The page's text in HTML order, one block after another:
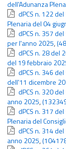
dell'Adunanza
dPCS n. 122
Plenaria del 04
dPCS n. 357
per l'anno 2025,
dPCS n. 28 del
del 19 febbraio
dPCS n. 346
dell'11 dicembre
dPCS n. 320
anno 2025,
dPCS n. 317
Plenaria del
dPCS n. 314
anno 2025,